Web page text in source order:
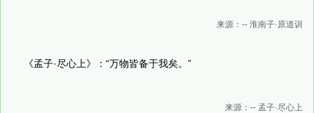
来源：-- 淮南子·原道训
《孟子·尽心上》：“万物皆备于我矣。”
来源：-- 孟子·尽心上